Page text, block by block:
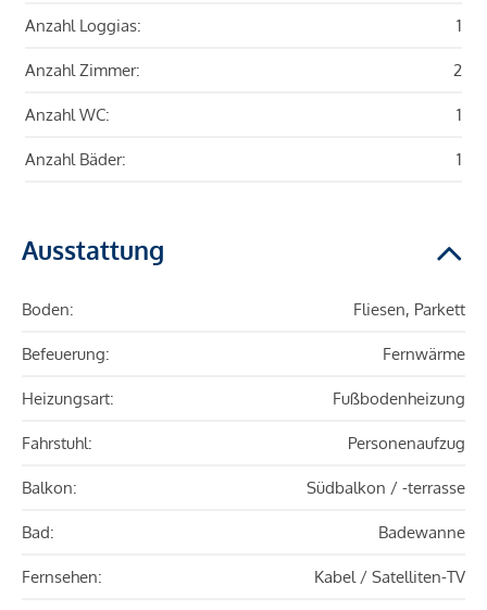
Anzahl Loggias: 1
Anzahl Zimmer: 2
Anzahl WC: 1
Anzahl Bäder: 1
Ausstattung
Boden: Fliesen, Parkett
Befeuerung: Fernwärme
Heizungsart: Fußbodenheizung
Fahrstuhl: Personenaufzug
Balkon: Südbalkon / -terrasse
Bad: Badewanne
Fernsehen: Kabel / Satelliten-TV